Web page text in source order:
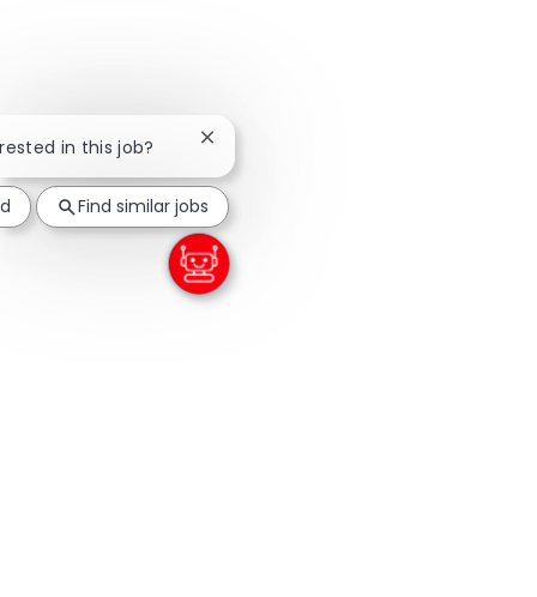
in this job? Close chatbot notification
Find similar jobs